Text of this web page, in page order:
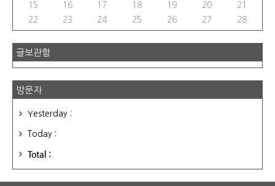
15
16 17 18 19 20
21
22
23 24 25 26 27 28
글보관함
방문자
Yesterday :
Today :
Total :